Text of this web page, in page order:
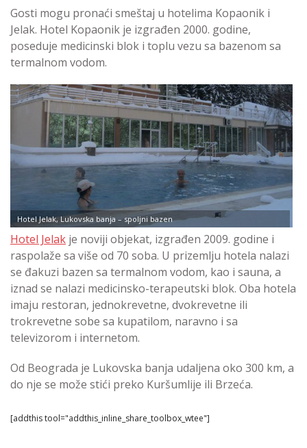
Gosti mogu pronaći smeštaj u hotelima Kopaonik i
Jelak. Hotel Kopaonik je izgrađen 2000. godine,
poseduje medicinski blok i toplu vezu sa bazenom sa
termalnom vodom.
Hotel Jelak, Lukovska banja – spoljni bazen
Hotel Jelak je noviji objekat, izgrađen 2009. godine i
raspolaže sa više od 70 soba. U prizemlju hotela nalazi
se đakuzi bazen sa termalnom vodom, kao i sauna, a
iznad se nalazi medicinsko-terapeutski blok. Oba hotela
imaju restoran, jednokrevetne, dvokrevetne ili
trokrevetne sobe sa kupatilom, naravno i sa
televizorom i internetom.
Od Beograda je Lukovska banja udaljena oko 300 km, a
do nje se može stići preko Kuršumlije ili Brzeća.
[addthis tool="addthis_inline_share_toolbox_wtee"]